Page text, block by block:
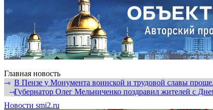
Главная новость
⇾ В Пензе у Монумента воинской и трудовой славы
⇾Губернатор Олег Мельниченко поздравил жителей с
Новости smi2.ru